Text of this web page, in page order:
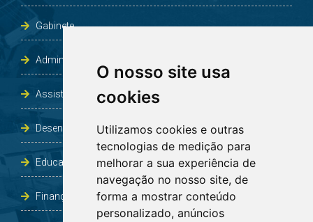
O nosso site usa
cookies
Utilizamos cookies e outras
tecnologias de medição para
melhorar a sua experiência de
navegação no nosso site, de
forma a mostrar conteúdo
personalizado, anúncios
Gabinete
Administração e Planejamento
Assistência Social e Habitação
Desenvolvimento e Obras
Educação, Cultura, Desporto, Lazer e Turismo
Finanças